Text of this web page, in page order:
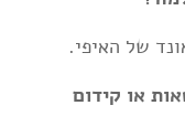
או קידום